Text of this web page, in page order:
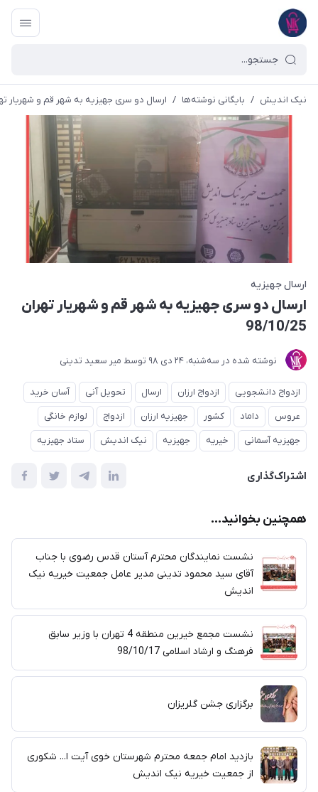
نیک اندیش / بایگانی نوشته‌ها / ارسال دو سری جهیزیه به شهر قم و شهریار تهران
ارسال جهیزیه
ارسال دو سری جهیزیه به شهر قم و شهریار تهران
98/10/25
نوشته شده در ﺳﻪشنبه، 24 دی 98 توسط میر سعید تدینی
ازدواج دانشجویی ازدواج ارزان ارسال تحویل آنی
آسان خرید
عروس
داماد کشور جهیزیه ارزان ازدواج
لوازم خانگی
جهیزیه آسمانی
خیریه جهیزیه نیک اندیش ستاد جهیزیه
اشتراک‌گذاری
همچنین بخوانید...
نشست نمایندگان محترم آستان قدس رضوی با جناب
آقای سید محمود تدینی مدیر عامل جمعیت خیریه نیک
اندیش
نشست مجمع خیرین منطقه 4 تهران با وزیر سابق
فرهنگ و ارشاد اسلامی 98/10/17
برگزاری جشن گلریزان
بازدید امام جمعه محترم شهرستان خوی آیت ا... شکوری
از جمعیت خیریه نیک اندیش